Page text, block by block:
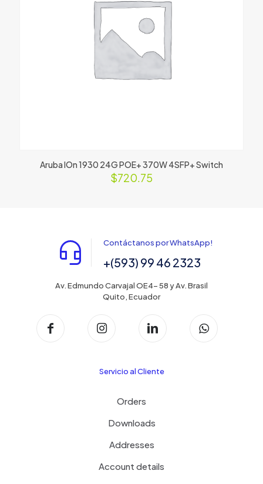
Aruba IOn 1930 24G POE+ 370W 4SFP+ Switch
$720.75
Contáctanos por WhatsApp!
+(593) 99 46 2323
Av. Edmundo Carvajal OE4- 58 y Av. Brasil
Quito, Ecuador
Servicio al Cliente
Orders
Downloads
Addresses
Account details